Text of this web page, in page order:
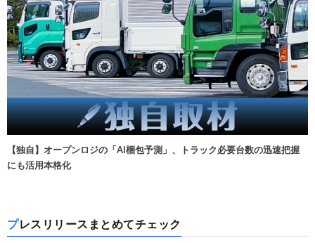
【独自】オープンロジの「AI梱包予測」、トラック必要台数の迅速把握
にも活用本格化
プレスリリースまとめてチェック